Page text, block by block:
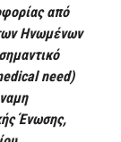
από
Ηνωμένων
need)
Ένωσης,